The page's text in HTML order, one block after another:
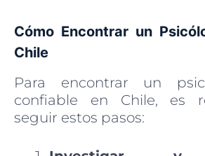
Cómo Encontrar un
Chile
Para encontrar un
confiable en Chile, es
seguir estos pasos: